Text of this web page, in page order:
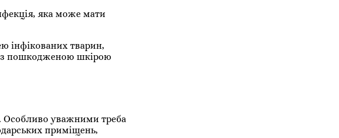
яка може мати
інфікованих тварин,
із пошкодженою шкірою
Особливо уважними треба
приміщень,